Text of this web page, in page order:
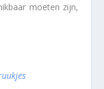
moeten zijn,